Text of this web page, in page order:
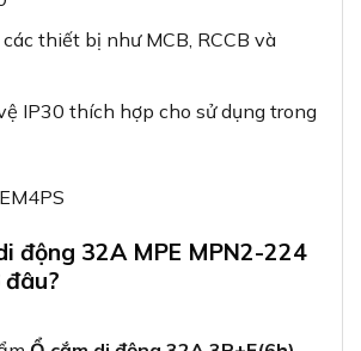
thiết bị như MCB, RCCB và
IP30 thích hợp cho sử dụng trong
động 32A MPE MPN2-224
đâu?